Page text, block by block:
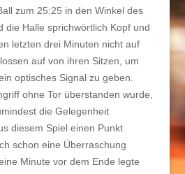
zum 25:25 in den Winkel des
die Halle sprichwörtlich Kopf und
letzten drei Minuten nicht auf
auf von ihren Sitzen, um
optisches Signal zu geben.
ohne Tor überstanden wurde,
die Gelegenheit
diesem Spiel einen Punkt
schon eine Überraschung
Minute vor dem Ende legte